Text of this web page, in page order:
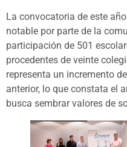
La convocatoria de este
notable por parte de la
participación de 501
procedentes de veinte
representa un incremento
anterior, lo que constata el
busca sembrar valores de